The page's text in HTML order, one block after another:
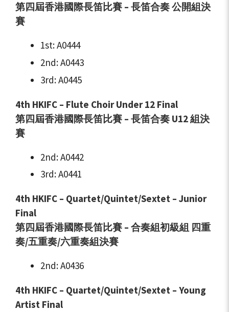
第四屆香港國際長笛比賽 – 長笛合奏 公開組決
賽
1st: A0444
2nd: A0443
3rd: A0445
4th HKIFC – Flute Choir Under 12 Final
第四屆香港國際長笛比賽 – 長笛合奏 U12組決
賽
2nd: A0442
3rd: A0441
4th HKIFC – Quartet/Quintet/Sextet – Junior
Final
第四屆香港國際長笛比賽 – 合奏組初級組 四重
奏/五重奏/六重奏組決賽
2nd: A0436
4th HKIFC – Quartet/Quintet/Sextet – Young
Artist Final